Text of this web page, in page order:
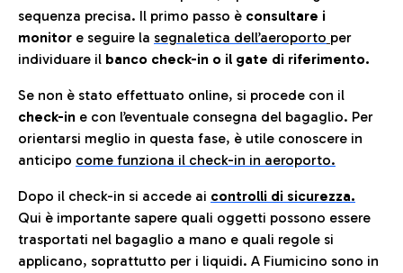
sequenza precisa. Il primo passo è consultare i
monitor e seguire la segnaletica dell’aeroporto per
individuare il banco check-in o il gate di riferimento.
Se non è stato effettuato online, si procede con il
check-in e con l’eventuale consegna del bagaglio. Per
orientarsi meglio in questa fase, è utile conoscere in
anticipo come funziona il check-in in aeroporto.
Dopo il check-in si accede ai controlli di sicurezza.
Qui è importante sapere quali oggetti possono essere
trasportati nel bagaglio a mano e quali regole si
applicano, soprattutto per i liquidi. A Fiumicino sono in